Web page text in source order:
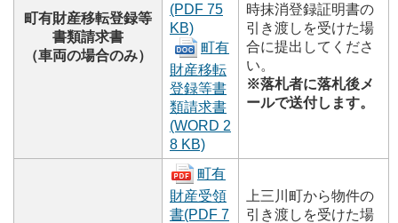
町有財産移転登録等
書類請求書
（車両の場合のみ）
(PDF 75
KB)
町有
財産移転
登録等書
類請求書
(WORD 2
8 KB)
時抹消登録証明書の
引き渡しを受けた場
合に提出してくださ
い。
※落札者に落札後メ
ールで送付します。
町有
財産受領
書(PDF 7
上三川町から物件の
引き渡しを受けた場